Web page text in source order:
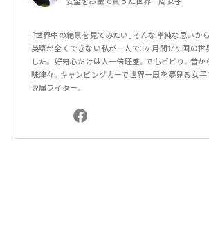
「世界中の絶景を見てみたい」そんな単純な思いか
英語が全くできない私が一人で3ヶ月間17ヶ国の世
した。 好奇心だけは人一倍旺盛。でもビビり。昔
味津々。キャンピングカーで世界一周を夢見る女子
専属ライター。